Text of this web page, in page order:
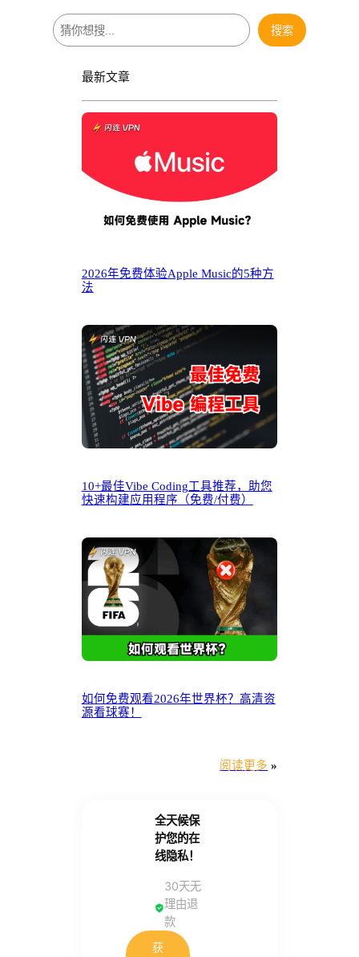
搜
索
搜索
最新文章
2026年免费体验Apple Music的5种方
法
10+最佳Vibe Coding工具推荐，助您
快速构建应用程序（免费/付费）
如何免费观看2026年世界杯？高清资
源看球赛！
阅读更多 »
全天候保
护您的在
线隐私！
30天无
理由退
款
获